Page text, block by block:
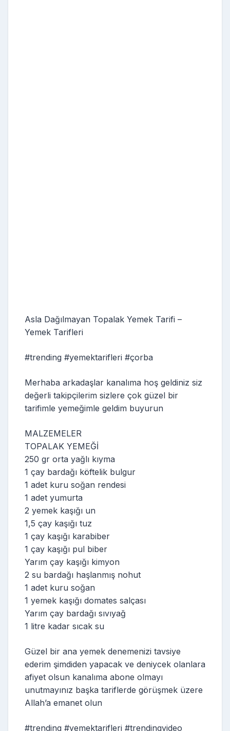
Asla Dağılmayan Topalak Yemek Tarifi –
Yemek Tarifleri
#trending #yemektarifleri #çorba
Merhaba arkadaşlar kanalıma hoş geldiniz siz
değerli takipçilerim sizlere çok güzel bir
tarifimle yemeğimle geldim buyurun
MALZEMELER
TOPALAK YEMEĞİ
250 gr orta yağlı kıyma
1 çay bardağı köftelik bulgur
1 adet kuru soğan rendesi
1 adet yumurta
2 yemek kaşığı un
1,5 çay kaşığı tuz
1 çay kaşığı karabiber
1 çay kaşığı pul biber
Yarım çay kaşığı kimyon
2 su bardağı haşlanmış nohut
1 adet kuru soğan
1 yemek kaşığı domates salçası
Yarım çay bardağı sıvıyağ
1 litre kadar sıcak su
Güzel bir ana yemek denemenizi tavsiye
ederim şimdiden yapacak ve deniycek olanlara
afiyet olsun kanalıma abone olmayı
unutmayınız başka tariflerde görüşmek üzere
Allah’a emanet olun
#trending #yemektarifleri #trendingvideo